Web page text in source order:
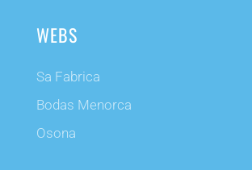
WEBS
Sa Fabrica
Bodas Menorca
Osona